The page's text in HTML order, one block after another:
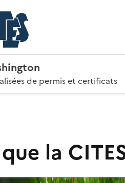
de permis et certificats
la